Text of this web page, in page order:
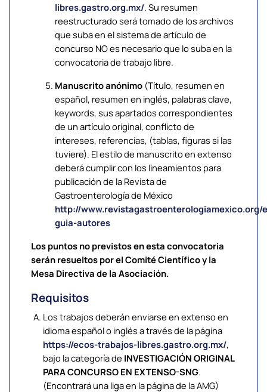
libres.gastro.org.mx/. Su resumen
reestructurado será tomado de los archivos
que suba en el sistema de artículo de
concurso NO es necesario que lo suba en la
convocatoria de trabajo libre.
Manuscrito anónimo (Título, resumen en
español, resumen en inglés, palabras clave,
keywords, sus apartados correspondientes
de un artículo original, conflicto de
intereses, referencias, (tablas, figuras si las
tuviere). El estilo de manuscrito en extenso
deberá cumplir con los lineamientos para
publicación de la Revista de
Gastroenterología de México
http://www.revistagastroenterologiamexico.org/
guia-autores
Los puntos no previstos en esta convocatoria
serán resueltos por el Comité Científico y la
Mesa Directiva de la Asociación.
Requisitos
Los trabajos deberán enviarse en extenso en
idioma español o inglés a través de la página
https://ecos-trabajos-libres.gastro.org.mx/,
bajo la categoría de INVESTIGACIÓN ORIGINAL
PARA CONCURSO EN EXTENSO-SNG.
(Encontrará una liga en la página de la AMG)